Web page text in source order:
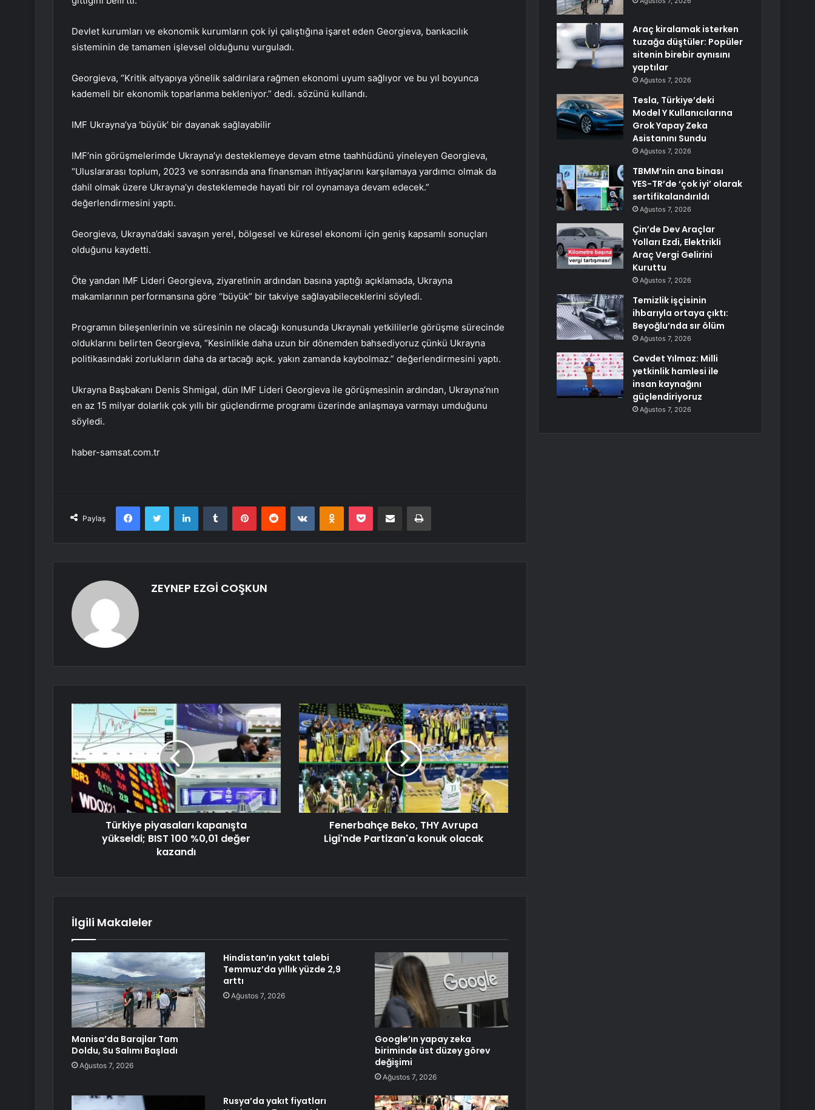
Devlet kurumları ve ekonomik kurumların çok iyi çalıştığına işaret eden Georgieva, bankacılık
sisteminin de tamamen işlevsel olduğunu vurguladı.
Georgieva, “Kritik altyapıya yönelik saldırılara rağmen ekonomi uyum sağlıyor ve bu yıl boyunca
kademeli bir ekonomik toparlanma bekleniyor.” dedi. sözünü kullandı.
IMF Ukrayna’ya ‘büyük’ ​​bir dayanak sağlayabilir
IMF’nin görüşmelerimde Ukrayna’yı desteklemeye devam etme taahhüdünü yineleyen Georgieva,
“Uluslararası toplum, 2023 ve sonrasında ana finansman ihtiyaçlarını karşılamaya yardımcı olmak da
dahil olmak üzere Ukrayna’yı desteklemede hayati bir rol oynamaya devam edecek.”
değerlendirmesini yaptı.
Georgieva, Ukrayna’daki savaşın yerel, bölgesel ve küresel ekonomi için geniş kapsamlı sonuçları
olduğunu kaydetti.
Öte yandan IMF Lideri Georgieva, ziyaretinin ardından basına yaptığı açıklamada, Ukrayna
makamlarının performansına göre “büyük” bir takviye sağlayabileceklerini söyledi.
Programın bileşenlerinin ve süresinin ne olacağı konusunda Ukraynalı yetkililerle görüşme sürecinde
olduklarını belirten Georgieva, “Kesinlikle daha uzun bir dönemden bahsediyoruz çünkü Ukrayna
politikasındaki zorlukların daha da artacağı açık. yakın zamanda kaybolmaz.” değerlendirmesini yaptı.
Ukrayna Başbakanı Denis Shmigal, dün IMF Lideri Georgieva ile görüşmesinin ardından, Ukrayna’nın
en az 15 milyar dolarlık çok yıllı bir güçlendirme programı üzerinde anlaşmaya varmayı umduğunu
söyledi.
haber-samsat.com.tr
Paylaş
FacebookTwitter LinkedInTumblr PinterestReddit VKontakteOdnoklassniki
Pocket E-Posta ile paylaş Yazdır
ZEYNEP EZGİ COŞKUN
Türkiye piyasaları kapanışta
yükseldi; BIST 100 %0,01 değer
kazandı
Fenerbahçe Beko, THY Avrupa
Ligi'nde Partizan'a konuk olacak
İlgili Makaleler
Manisa’da Barajlar Tam
Doldu, Su Salımı Başladı
Ağustos 7, 2026
Hindistan’ın yakıt talebi
Temmuz’da yıllık yüzde 2,9
arttı
Ağustos 7, 2026
Google’ın yapay zeka
biriminde üst düzey görev
değişimi
Ağustos 7, 2026
Rusya’da yakıt fiyatları
Araç kiralamak isterken
tuzağa düştüler: Popüler
sitenin birebir aynısını
yaptılar
Ağustos 7, 2026
Tesla, Türkiye’deki
Model Y Kullanıcılarına
Grok Yapay Zeka
Asistanını Sundu
Ağustos 7, 2026
TBMM’nin ana binası
YES-TR’de ‘çok iyi’ olarak
sertifikalandırıldı
Ağustos 7, 2026
Çin’de Dev Araçlar
Yolları Ezdi, Elektrikli
Araç Vergi Gelirini
Kuruttu
Ağustos 7, 2026
Temizlik işçisinin
ihbarıyla ortaya çıktı:
Beyoğlu’nda sır ölüm
Ağustos 7, 2026
Cevdet Yılmaz: Milli
yetkinlik hamlesi ile
insan kaynağını
güçlendiriyoruz
Ağustos 7, 2026